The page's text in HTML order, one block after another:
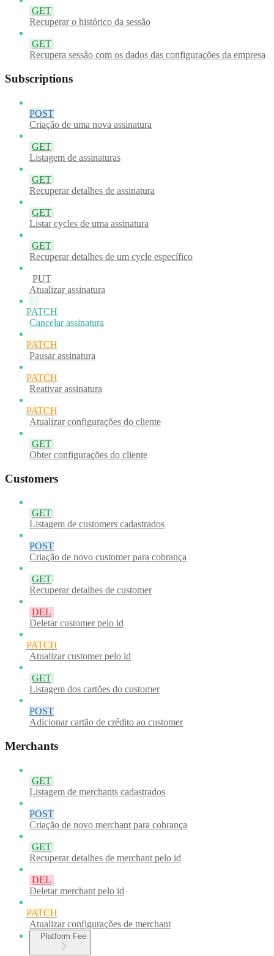
GET
Recuperar o histórico da sessão
GET
Recupera sessão com os dados das configurações da empresa
Subscriptions
POST
Criação de uma nova assinatura
GET
Listagem de assinaturas
GET
Recuperar detalhes de assinatura
GET
Listar cycles de uma assinatura
GET
Recuperar detalhes de um cycle específico
PUT
Atualizar assinatura
PATCH
Cancelar assinatura
PATCH
Pausar assinatura
PATCH
Reativar assinatura
PATCH
Atualizar configurações do cliente
GET
Obter configurações do cliente
Customers
GET
Listagem de customers cadastrados
POST
Criação de novo customer para cobrança
GET
Recuperar detalhes de customer
DEL
Deletar customer pelo id
PATCH
Atualizar customer pelo id
GET
Listagem dos cartões do customer
POST
Adicionar cartão de crédito ao customer
Merchants
GET
Listagem de merchants cadastrados
POST
Criação de novo merchant para cobrança
GET
Recuperar detalhes de merchant pelo id
DEL
Deletar merchant pelo id
PATCH
Atualizar configurações de merchant
Platform Fee